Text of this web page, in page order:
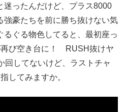
迷ったんだけど、プラス8000
強豪たちを前に勝ち抜けない気
ぐる物色してると、最初座っ
再び空き台に！ RUSH抜けヤ
回してないけど、ラストチャ
してみますか。